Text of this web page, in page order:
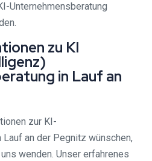
Unternehmensberatung
zu KI
in Lauf an
zur KI-
an der Pegnitz wünschen,
wenden. Unser erfahrenes